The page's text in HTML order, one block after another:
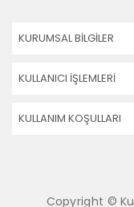
KURUMSAL BİLGİLER
KULLANICI İŞLEMLERİ
KULLANIM KOŞULLARI
Copyright ©